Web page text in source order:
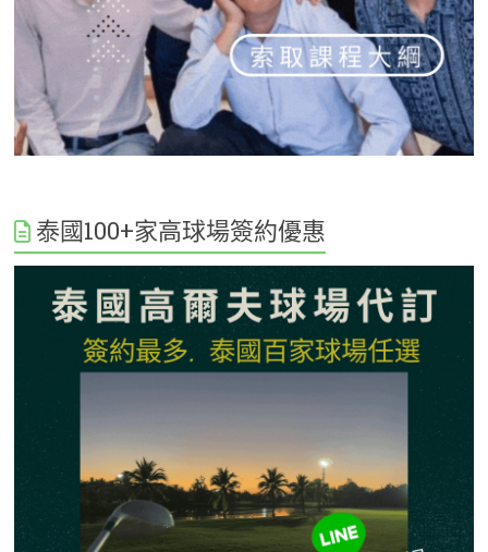
泰國100+家高球場簽約優惠